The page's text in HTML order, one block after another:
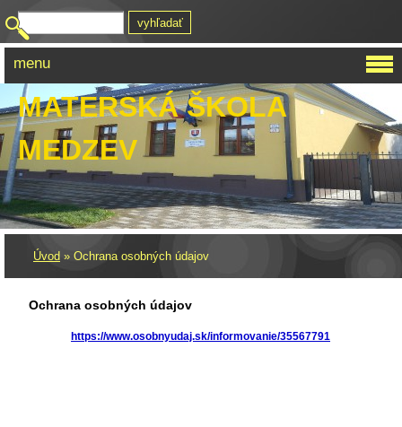
MATERSKÁ ŠKOLA
MEDZEV
Úvod » Ochrana osobných údajov
Ochrana osobných údajov
https://www.osobnyudaj.sk/informovanie/35567791
menu